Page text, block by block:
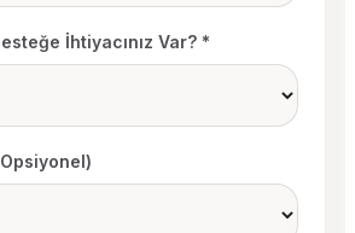
İhtiyacınız Var? *